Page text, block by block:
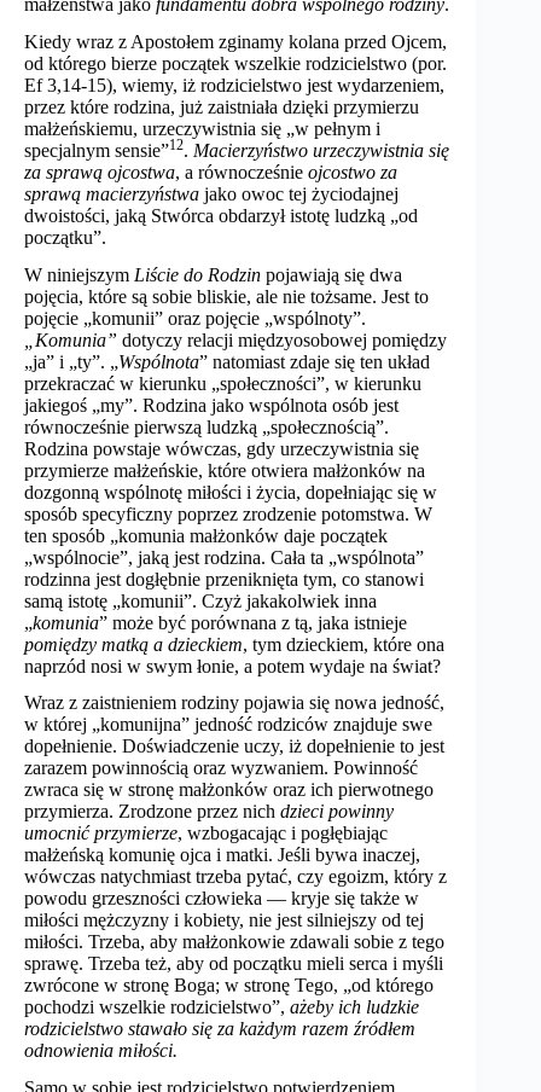
małżeństwa jako fundamentu dobra wspólnego rodziny.
Kiedy wraz z Apostołem zginamy kolana przed Ojcem,
od którego bierze początek wszelkie rodzicielstwo (por.
Ef 3,14-15), wiemy, iż rodzicielstwo jest wydarzeniem,
przez które rodzina, już zaistniała dzięki przymierzu
małżeńskiemu, urzeczywistnia się „w pełnym i
specjalnym sensie”12. Macierzyństwo urzeczywistnia się
za sprawą ojcostwa, a równocześnie ojcostwo za
sprawą macierzyństwa jako owoc tej życiodajnej
dwoistości, jaką Stwórca obdarzył istotę ludzką „od
początku”.
W niniejszym Liście do Rodzin pojawiają się dwa
pojęcia, które są sobie bliskie, ale nie tożsame. Jest to
pojęcie „komunii” oraz pojęcie „wspólnoty”.
„Komunia” dotyczy relacji międzyosobowej pomiędzy
„ja” i „ty”. „Wspólnota” natomiast zdaje się ten układ
przekraczać w kierunku „społeczności”, w kierunku
jakiegoś „my”. Rodzina jako wspólnota osób jest
równocześnie pierwszą ludzką „społecznością”.
Rodzina powstaje wówczas, gdy urzeczywistnia się
przymierze małżeńskie, które otwiera małżonków na
dozgonną wspólnotę miłości i życia, dopełniając się w
sposób specyficzny poprzez zrodzenie potomstwa. W
ten sposób „komunia małżonków daje początek
„wspólnocie”, jaką jest rodzina. Cała ta „wspólnota”
rodzinna jest dogłębnie przeniknięta tym, co stanowi
samą istotę „komunii”. Czyż jakakolwiek inna
„komunia” może być porównana z tą, jaka istnieje
pomiędzy matką a dzieckiem, tym dzieckiem, które ona
naprzód nosi w swym łonie, a potem wydaje na świat?
Wraz z zaistnieniem rodziny pojawia się nowa jedność,
w której „komunijna” jedność rodziców znajduje swe
dopełnienie. Doświadczenie uczy, iż dopełnienie to jest
zarazem powinnością oraz wyzwaniem. Powinność
zwraca się w stronę małżonków oraz ich pierwotnego
przymierza. Zrodzone przez nich dzieci powinny
umocnić przymierze, wzbogacając i pogłębiając
małżeńską komunię ojca i matki. Jeśli bywa inaczej,
wówczas natychmiast trzeba pytać, czy egoizm, który z
powodu grzeszności człowieka — kryje się także w
miłości mężczyzny i kobiety, nie jest silniejszy od tej
miłości. Trzeba, aby małżonkowie zdawali sobie z tego
sprawę. Trzeba też, aby od początku mieli serca i myśli
zwrócone w stronę Boga; w stronę Tego, „od którego
pochodzi wszelkie rodzicielstwo”, ażeby ich ludzkie
rodzicielstwo stawało się za każdym razem źródłem
odnowienia miłości.
Samo w sobie jest rodzicielstwo potwierdzeniem